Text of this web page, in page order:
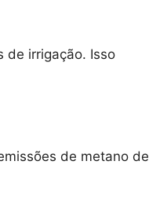
de irrigação. Isso
de metano de